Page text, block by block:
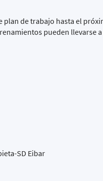
plan de trabajo hasta el
pueden llevarse
SD Eibar